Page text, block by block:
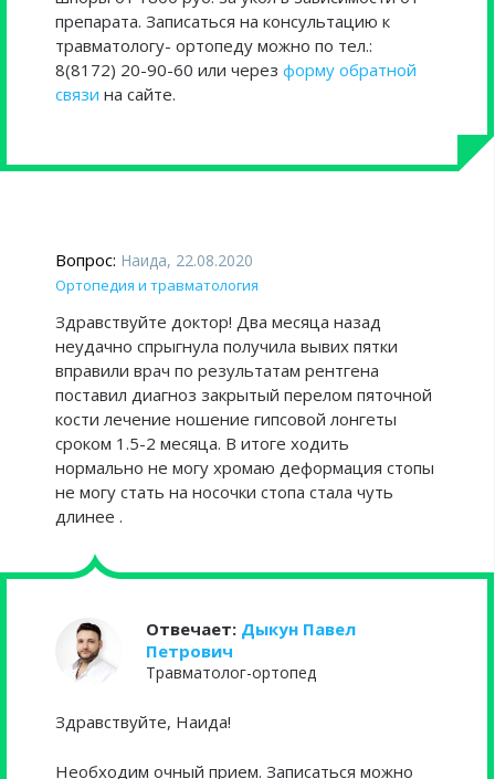
препарата. Записаться на консультацию к
травматологу- ортопеду можно по тел.:
8(8172) 20-90-60 или через форму обратной
связи на сайте.
Вопрос: Наида, 22.08.2020
Ортопедия и травматология
Здравствуйте доктор! Два месяца назад
неудачно спрыгнула получила вывих пятки
вправили врач по результатам рентгена
поставил диагноз закрытый перелом пяточной
кости лечение ношение гипсовой лонгеты
сроком 1.5-2 месяца. В итоге ходить
нормально не могу хромаю деформация стопы
не могу стать на носочки стопа стала чуть
длинее .
Отвечает: Дыкун Павел
Петрович
Травматолог-ортопед
Здравствуйте, Наида!
Необходим очный прием. Записаться можно